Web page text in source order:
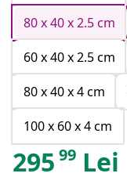
80 x 40 x 2.5 cm
60 x 40 x 2.5 cm
80 x 40 x 4 cm
100 x 60 x 4 cm
295 99 Lei